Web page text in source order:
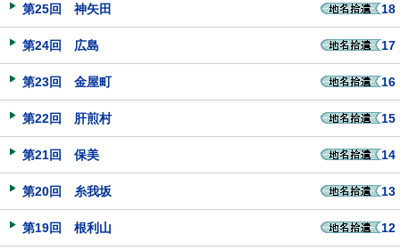
第25回 神矢田 18
第24回 広島 17
第23回 金屋町 16
第22回 肝煎村 15
第21回 保美 14
第20回 糸我坂 13
第19回 根利山 12